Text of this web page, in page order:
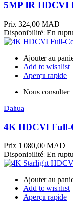
5MP IR HDCVI
Prix 324,00 MAD
Disponibilité: En
Ajouter au
Add to wishlist
Aperçu rapide
Nous consulter
Dahua
4K HDCVI Full-
Prix 1 080,00 MAD
Disponibilité: En
Ajouter au
Add to wishlist
Aperçu rapide